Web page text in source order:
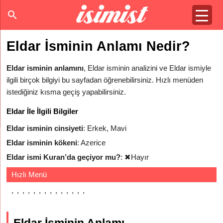
Eldar İsminin Anlamı Nedir?
Eldar isminin anlamını, Eldar isminin analizini ve Eldar ismiyle
ilgili birçok bilgiyi bu sayfadan öğrenebilirsiniz. Hızlı menüden
istediğiniz kısma geçiş yapabilirsiniz.
Eldar İle İlgili Bilgiler
Eldar isminin cinsiyeti: Erkek, Mavi
Eldar isminin kökeni: Azerice
Eldar ismi Kuran’da geçiyor mu?: ✖Hayır
Hızlı Menü